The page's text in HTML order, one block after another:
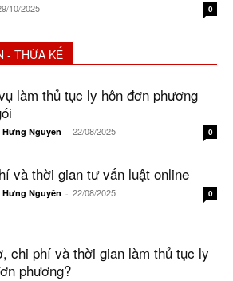
10/2025 0
- THỪA KẾ
làm thủ tục ly hôn đơn phương
Nguyên - 22/08/2025 0
và thời gian tư vấn luật online
Nguyên - 22/08/2025 0
chi phí và thời gian làm thủ tục ly
phương?